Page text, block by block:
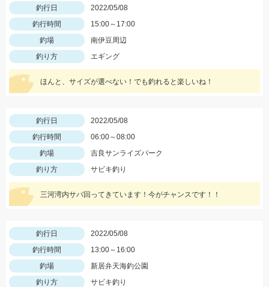
釣行日
2022/05/08
釣行時間
15:00～17:00
釣場
南伊豆周辺
釣り方
エギング
ほんと、サイズが選べない！でも釣れると楽しいね！
釣行日
2022/05/08
釣行時間
06:00～08:00
釣場
吉良サンライズパーク
釣り方
サビキ釣り
三河湾内サバ回ってきています！今がチャンスです！！
釣行日
2022/05/08
釣行時間
13:00～16:00
釣場
新居弁天海釣公園
釣り方
サビキ釣り